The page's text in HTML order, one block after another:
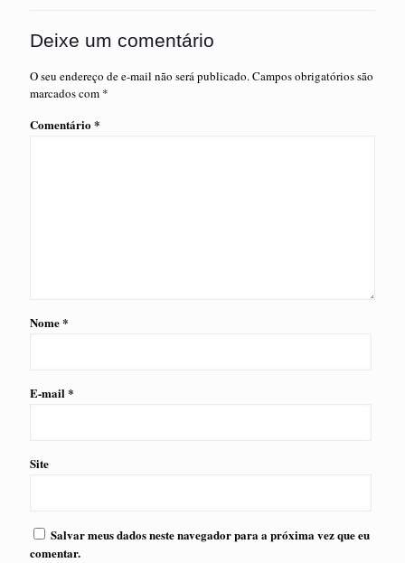
Deixe um comentário
O seu endereço de e-mail não será publicado.Campos obrigatórios são
marcados com *
Comentário*
Nome*
E-mail*
Site
Salvar meus dados neste navegador para a próxima vez que eu
comentar.